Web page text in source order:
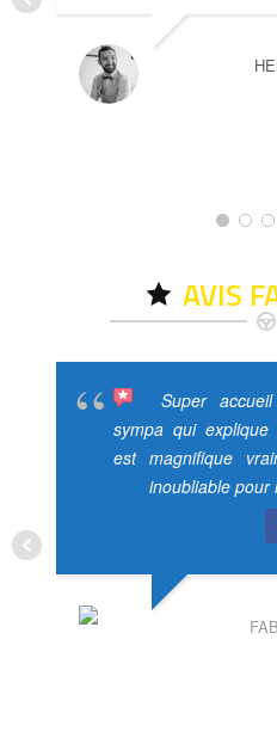
AVIS
Super
sympa qui
est magnifique
inoubliable pour